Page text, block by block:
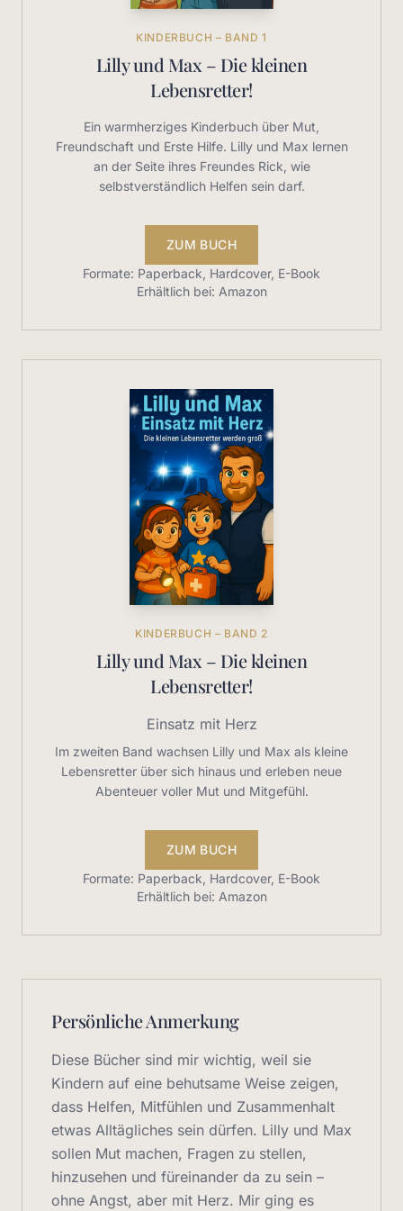
KINDERBUCH – BAND 1
Lilly und Max – Die kleinen
Lebensretter!
Ein warmherziges Kinderbuch über Mut,
Freundschaft und Erste Hilfe. Lilly und Max lernen
an der Seite ihres Freundes Rick, wie
selbstverständlich Helfen sein darf.
ZUM BUCH
Formate: Paperback, Hardcover, E-Book
Erhältlich bei: Amazon
KINDERBUCH – BAND 2
Lilly und Max – Die kleinen
Lebensretter!
Einsatz mit Herz
Im zweiten Band wachsen Lilly und Max als kleine
Lebensretter über sich hinaus und erleben neue
Abenteuer voller Mut und Mitgefühl.
ZUM BUCH
Formate: Paperback, Hardcover, E-Book
Erhältlich bei: Amazon
Persönliche Anmerkung
Diese Bücher sind mir wichtig, weil sie
Kindern auf eine behutsame Weise zeigen,
dass Helfen, Mitfühlen und Zusammenhalt
etwas Alltägliches sein dürfen. Lilly und Max
sollen Mut machen, Fragen zu stellen,
hinzusehen und füreinander da zu sein –
ohne Angst, aber mit Herz. Mir ging es